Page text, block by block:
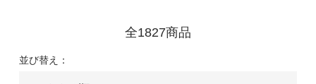
全1827商品
並び替え：